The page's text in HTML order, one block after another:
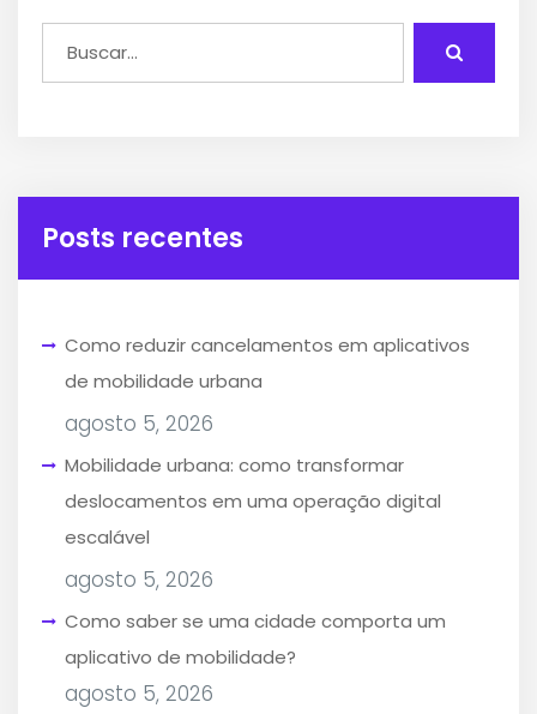
Posts recentes
Como reduzir cancelamentos em aplicativos
de mobilidade urbana
agosto 5, 2026
Mobilidade urbana: como transformar
deslocamentos em uma operação digital
escalável
agosto 5, 2026
Como saber se uma cidade comporta um
aplicativo de mobilidade?
agosto 5, 2026